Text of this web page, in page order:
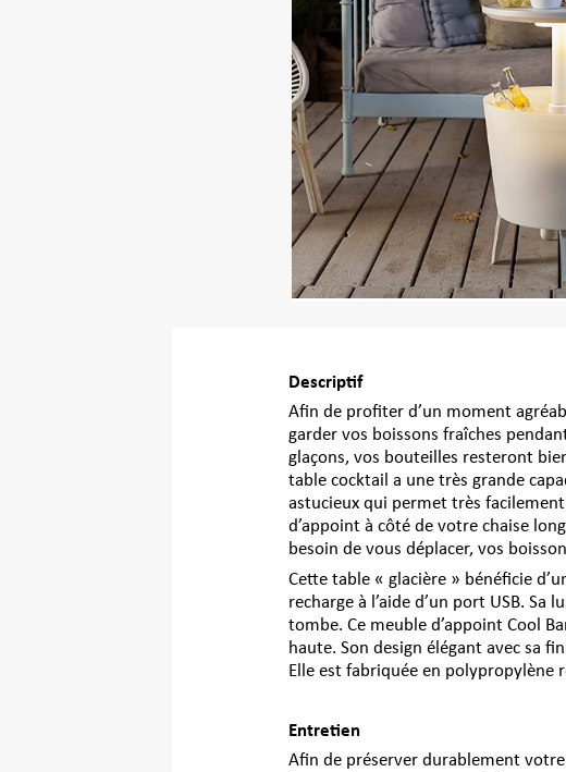
Descriptif
Afin de profiter d’un moment
garder vos boissons fraîches
glaçons, vos bouteilles resteront
table cocktail a une très grande
astucieux qui permet très
d’appoint à côté de votre chaise
besoin de vous déplacer, vos
Cette table « glacière » bénéficie
recharge à l’aide d’un port USB.
tombe. Ce meuble d’appoint Cool
haute. Son design élégant avec sa
Elle est fabriquée en polypropylène
Entretien
Afin de préserver durablement